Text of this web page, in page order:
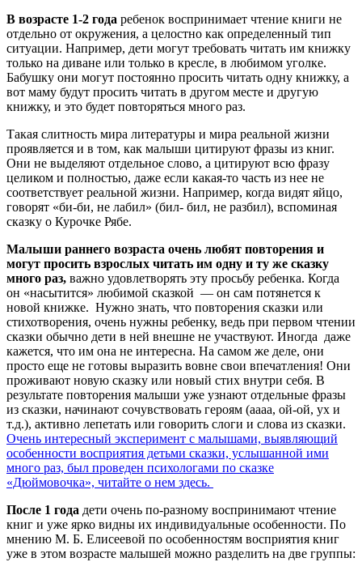
В возрасте 1-2 года ребенок воспринимает чтение книги не
отдельно от окружения, а целостно как определенный тип
ситуации. Например, дети могут требовать читать им книжку
только на диване или только в кресле, в любимом уголке.
Бабушку они могут постоянно просить читать одну книжку, а
вот маму будут просить читать в другом месте и другую
книжку, и это будет повторяться много раз.
Такая слитность мира литературы и мира реальной жизни
проявляется и в том, как малыши цитируют фразы из книг.
Они не выделяют отдельное слово, а цитируют всю фразу
целиком и полностью, даже если какая-то часть из нее не
соответствует реальной жизни. Например, когда видят яйцо,
говорят «би-би, не лабил» (бил- бил, не разбил), вспоминая
сказку о Курочке Рябе.
Малыши раннего возраста очень любят повторения и
могут просить взрослых читать им одну и ту же сказку
много раз, важно удовлетворять эту просьбу ребенка. Когда
он «насытится» любимой сказкой — он сам потянется к
новой книжке. Нужно знать, что повторения сказки или
стихотворения, очень нужны ребенку, ведь при первом чтении
сказки обычно дети в ней внешне не участвуют. Иногда даже
кажется, что им она не интересна. На самом же деле, они
просто еще не готовы выразить вовне свои впечатления! Они
проживают новую сказку или новый стих внутри себя. В
результате повторения малыши уже узнают отдельные фразы
из сказки, начинают сочувствовать героям (аааа, ой-ой, ух и
т.д.), активно лепетать или говорить слоги и слова из сказки.
Очень интересный эксперимент с малышами, выявляющий
особенности восприятия детьми сказки, услышанной ими
много раз, был проведен психологами по сказке
«Дюймовочка», читайте о нем здесь.
После 1 года дети очень по-разному воспринимают чтение
книг и уже ярко видны их индивидуальные особенности. По
мнению М. Б. Елисеевой по особенностям восприятия книг
уже в этом возрасте малышей можно разделить на две группы: